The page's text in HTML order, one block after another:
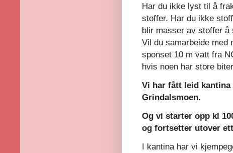
Har du ikke lyst til å
stoffer. Har du ikke
blir masser av stoffer
Vil du samarbeide med
sponset 10 m vatt fra
hvis noen har store
Vi har fått leid kantina
Grindalsmoen.
Og vi starter opp kl
og fortsetter utover
I kantina har vi